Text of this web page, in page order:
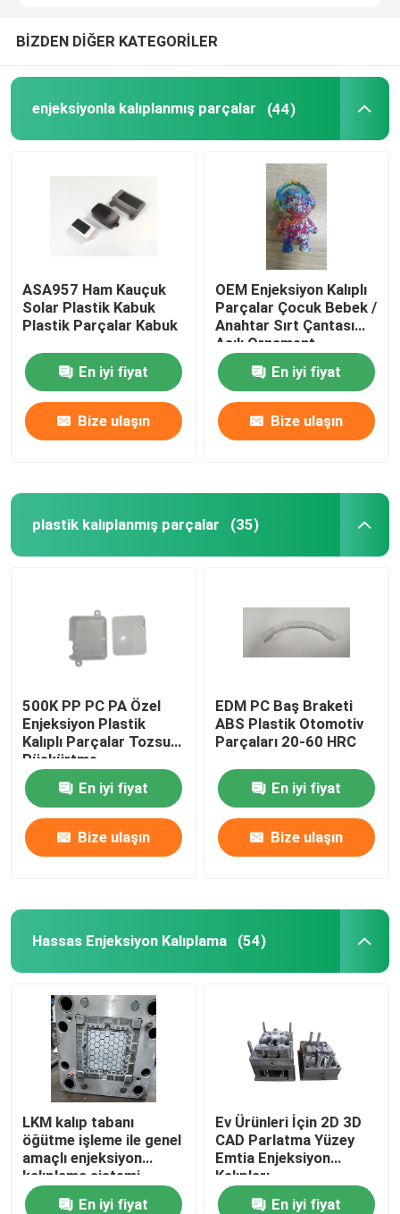
Araba Parçaları Kalıplama
BİZDEN DİĞER KATEGORİLER
enjeksiyonla kalıplanmış parçalar (44)
ASA957 Ham Kauçuk
Solar Plastik Kabuk
Plastik Parçalar Kabuk
En iyi fiyat
Bize ulaşın
OEM Enjeksiyon Kalıplı
Parçalar Çocuk Bebek /
Anahtar Sırt Çantası
Asılı Ornament
En iyi fiyat
Bize ulaşın
plastik kalıplanmış parçalar (35)
500K PP PC PA Özel
Enjeksiyon Plastik
Kalıplı Parçalar Tozsuz
Püskürtme
En iyi fiyat
Bize ulaşın
EDM PC Baş Braketi
ABS Plastik Otomotiv
Parçaları 20-60 HRC
En iyi fiyat
Bize ulaşın
Hassas Enjeksiyon Kalıplama (54)
LKM kalıp tabanı
öğütme işleme ile genel
amaçlı enjeksiyon
kalıplama sistemi
En iyi fiyat
Ev Ürünleri İçin 2D 3D
CAD Parlatma Yüzey
Emtia Enjeksiyon
Kalıpları
En iyi fiyat